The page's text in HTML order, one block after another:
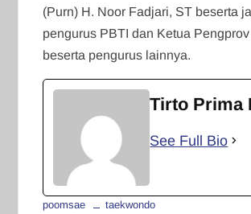
(Purn) H. Noor Fadjari, ST beserta
pengurus PBTI dan Ketua
beserta pengurus lainnya.
Tirto Prima
See Full Bio
poomsae taekwondo